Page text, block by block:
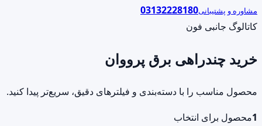
مشاوره و پشتیبانی03132228180
کاتالوگ جانبی فون
خرید چندراهی برق پرووان
محصول مناسب را با دسته‌بندی و فیلترهای دقیق، سریع‌تر پیدا کنید.
1محصول برای انتخاب